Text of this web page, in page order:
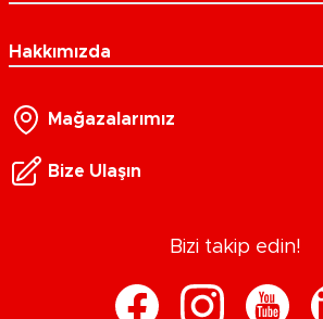
Hakkımızda
Mağazalarımız
Bize Ulaşın
Bizi takip edin!